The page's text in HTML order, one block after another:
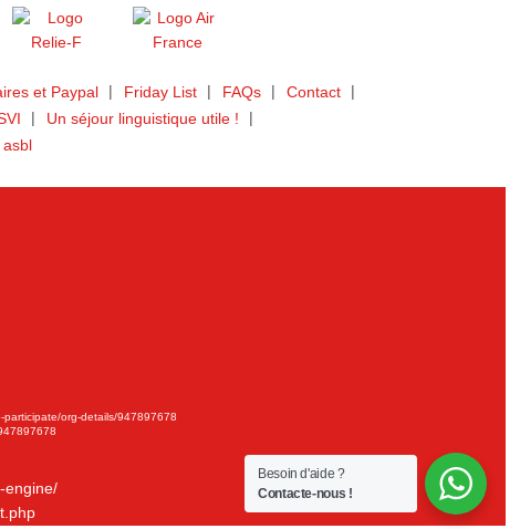
et Paypal Friday List FAQs
Contact
Un séjour linguistique utile !
org-details/947897678
engine/
Besoin d'aide ?
Contacte-nous !